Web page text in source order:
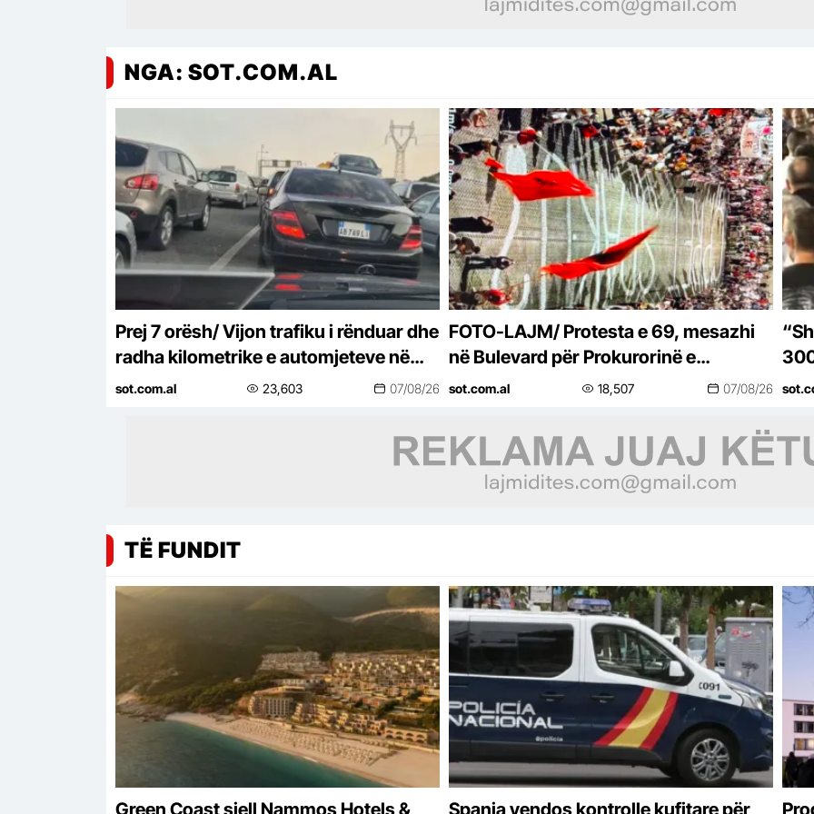
NGA: SOT.COM.AL
Prej 7 orësh/ Vijon trafiku i rënduar dhe
radha kilometrike e automjeteve në
aksin Tiranë-Elbasan
sot.com.al 23,603 07/08/26
FOTO-LAJM/ Protesta e 69, mesazhi
në Bulevard për Prokurorinë e
Posaçme: SPAK, çfarë pret?
sot.com.al 18,507 07/08/26
TË FUNDIT
Green Coast sjell Nammos Hotels & Spanja vendos kontrolle kufitare për